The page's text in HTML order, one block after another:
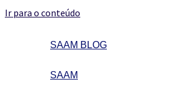
Ir para o conteúdo
SAAM BLOG
SAAM